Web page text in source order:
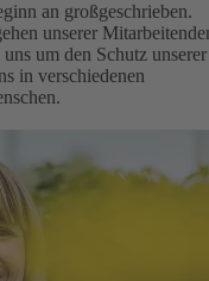
an großgeschrieben.
unserer
um den Schutz unserer
in verschiedenen